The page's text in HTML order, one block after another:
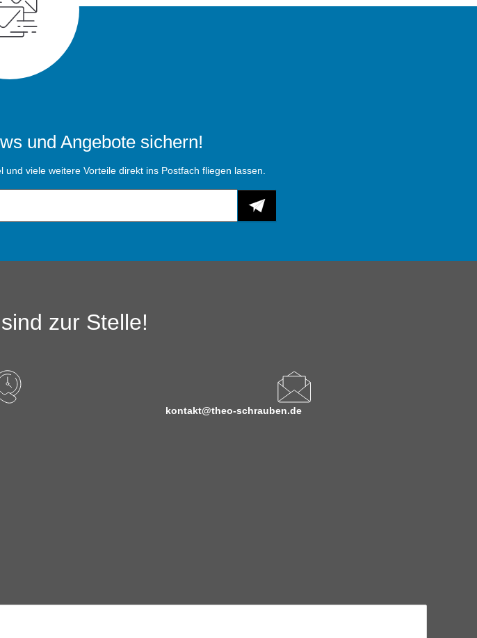
und Angebote sichern!
viele weitere Vorteile direkt ins Postfach fliegen lassen.
zur Stelle!
kontakt@theo-schrauben.de